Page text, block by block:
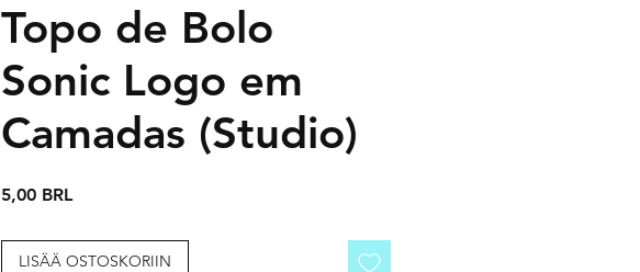
Topo de Bolo
Sonic Logo em
Camadas (Studio)
5,00 BRLHinta
LISÄÄ OSTOSKORIIN